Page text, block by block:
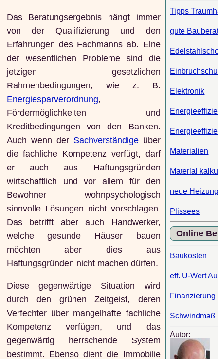
Das Beratungsergebnis hängt immer
von der Qualifizierung und den
Erfahrungen des Fachmanns ab. Eine
der wesentlichen Probleme sind die
jetzigen gesetzlichen
Rahmenbedingungen, wie z. B.
Energiesparverordnung,
Fördermöglichkeiten und
Kreditbedingungen von den Banken.
Auch wenn der Sachverständigeüber
die fachliche Kompetenz verfügt, darf
er auch aus Haftungsgründen
wirtschaftlich und vor allem für den
Bewohner wohnpsychologisch
sinnvolle Lösungen nicht vorschlagen.
Das betrifft aber auch Handwerker,
welche gesunde Häuser bauen
möchten aber dies aus
Haftungsgründen nicht machen dürfen.
Diese gegenwärtige Situation wird
durch den grünen Zeitgeist, deren
Verfechter über mangelhafte fachliche
Kompetenz verfügen, und das
gegenwärtig herrschende System
bestimmt. Ebenso dient die Immobilie
Tipps
gute
Elektronik
Materialien
Material
neue
Plissees
Online
Baukosten
eff. U-Wert
Schwindmaß
Autor: